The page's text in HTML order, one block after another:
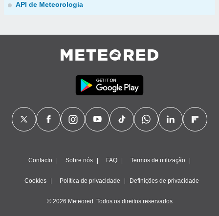
API de Meteorologia
Contacto Sobre nós FAQ Termos de utilização
Cookies Política de privacidade Definições de privacidade
© 2026 Meteored. Todos os direitos reservados